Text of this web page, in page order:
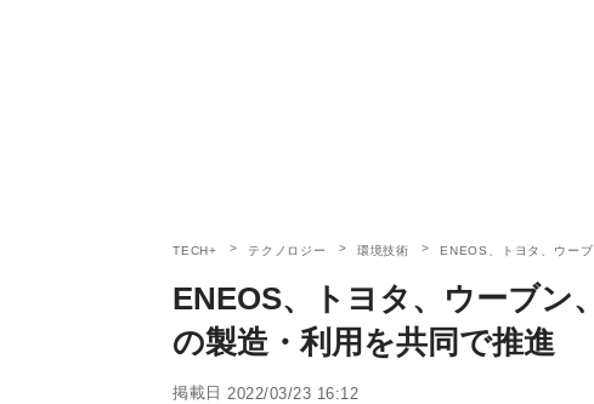
TECH+ テクノロジー 環境技術 ENEOS、トヨタ、ウー
ENEOS、トヨタ、ウーブン
の製造・利用を共同で推進
掲載日 2022/03/23 16:12